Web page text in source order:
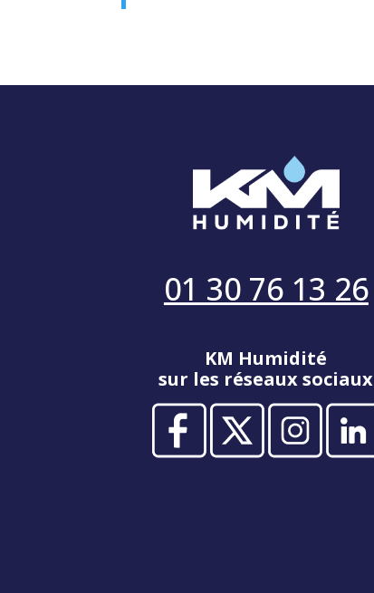
01 30 76 13 26
KM Humidité
sur les réseaux sociaux